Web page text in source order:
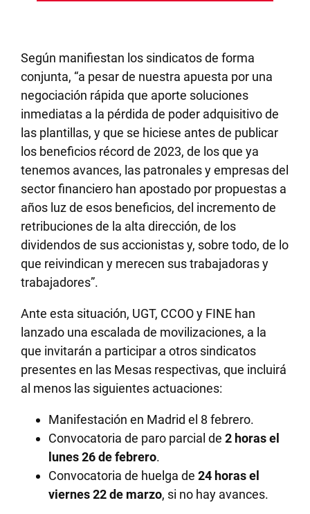
Según manifiestan los sindicatos de forma
conjunta, “a pesar de nuestra apuesta por una
negociación rápida que aporte soluciones
inmediatas a la pérdida de poder adquisitivo de
las plantillas, y que se hiciese antes de publicar
los beneficios récord de 2023, de los que ya
tenemos avances, las patronales y empresas del
sector financiero han apostado por propuestas a
años luz de esos beneficios, del incremento de
retribuciones de la alta dirección, de los
dividendos de sus accionistas y, sobre todo, de lo
que reivindican y merecen sus trabajadoras y
trabajadores”.
Ante esta situación, UGT, CCOO y FINE han
lanzado una escalada de movilizaciones, a la
que invitarán a participar a otros sindicatos
presentes en las Mesas respectivas, que incluirá
al menos las siguientes actuaciones:
Manifestación en Madrid el 8 febrero.
Convocatoria de paro parcial de2 horas el
lunes 26 de febrero.
Convocatoria de huelga de24 horas el
viernes 22 de marzo, si no hay avances.